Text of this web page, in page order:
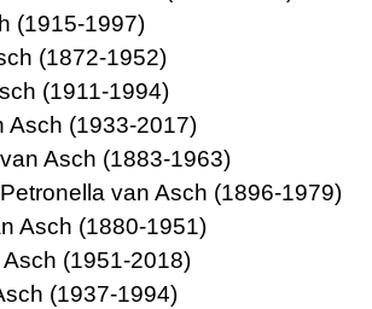
(1915-1997)
(1872-1952)
(1911-1994)
Asch (1933-2017)
Asch (1883-1963)
van Asch (1896-1979)
Asch (1880-1951)
(1951-2018)
(1937-1994)